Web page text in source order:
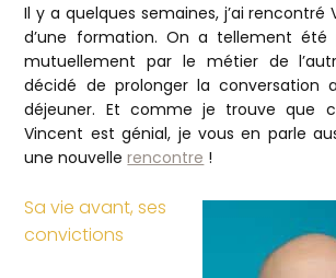
Il y a quelques semaines, j’ai rencontré
d’une formation. On a tellement été
mutuellement par le métier de
décidé de prolonger la conversation
déjeuner. Et comme je trouve que
Vincent est génial, je vous en parle
une nouvellerencontre !
Sa vie avant, ses
convictions